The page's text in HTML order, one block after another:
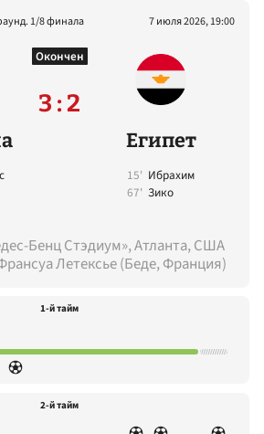
1/8 финала 7 июля 2026, 19:00
Окончен
3 : 2
Египет
15' Ибрахим
67' Зико
Бенц Стэдиум», Атланта, США
Летексье (Беде, Франция)
1-й тайм
2-й тайм